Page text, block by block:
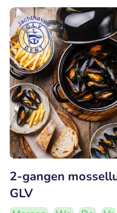
2-gangen
GLV